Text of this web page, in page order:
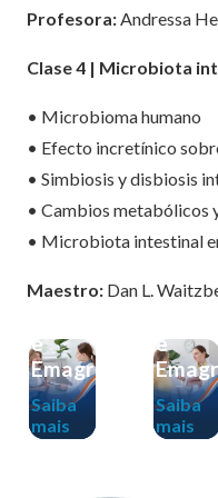
Profesora:Andressa
Clase 4 | Microbiota
• Microbioma humano
• Efecto incretínico
• Simbiosis y disbiosis
• Cambios metabólicos
• Microbiota intestinal
Maestro: Dan L.
[PRESENCIAL]
em
e
Emagrecimento
Saiba
mais
[AO
VIVO]
em
e
Saiba
mais